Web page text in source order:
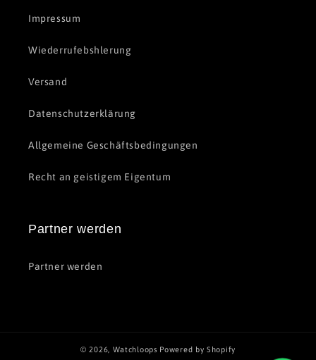
Impressum
Wiederrufebshlerung
Versand
Datenschutzerklärung
Allgemeine Geschäftsbedingungen
Recht an geistigem Eigentum
Partner werden
Partner werden
© 2026, Watchloops Powered by Shopify